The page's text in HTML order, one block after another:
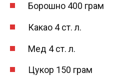
Борошно 400 грам
Какао 4 ст. л.
Мед 4 ст. л.
Цукор 150 грам